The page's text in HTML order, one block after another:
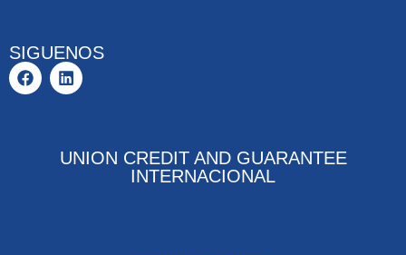
SIGUENOS
UNION CREDIT AND GUARANTEE
INTERNACIONAL